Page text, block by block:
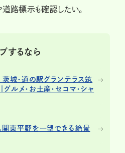
路標示も確認したい。
するなら
城・道の駅グランテラス筑
ルメ・お土産・セコマ・シャ
関東平野を一望できる絶景